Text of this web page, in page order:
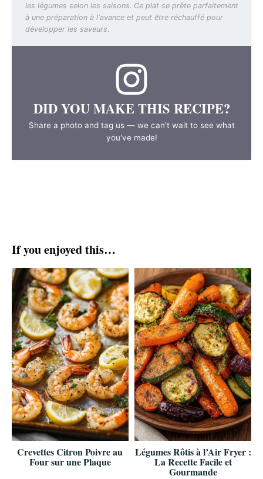
les légumes selon les saisons. Ce plat se prête parfaitement
à une préparation à l'avance et peut être réchauffé pour
développer les saveurs.
DID YOU MAKE THIS RECIPE?
Share a photo and tag us — we can't wait to see what
you've made!
If you enjoyed this…
Crevettes Citron Poivre au
Four sur une Plaque
Légumes Rôtis à l’Air Fryer :
La Recette Facile et
Gourmande